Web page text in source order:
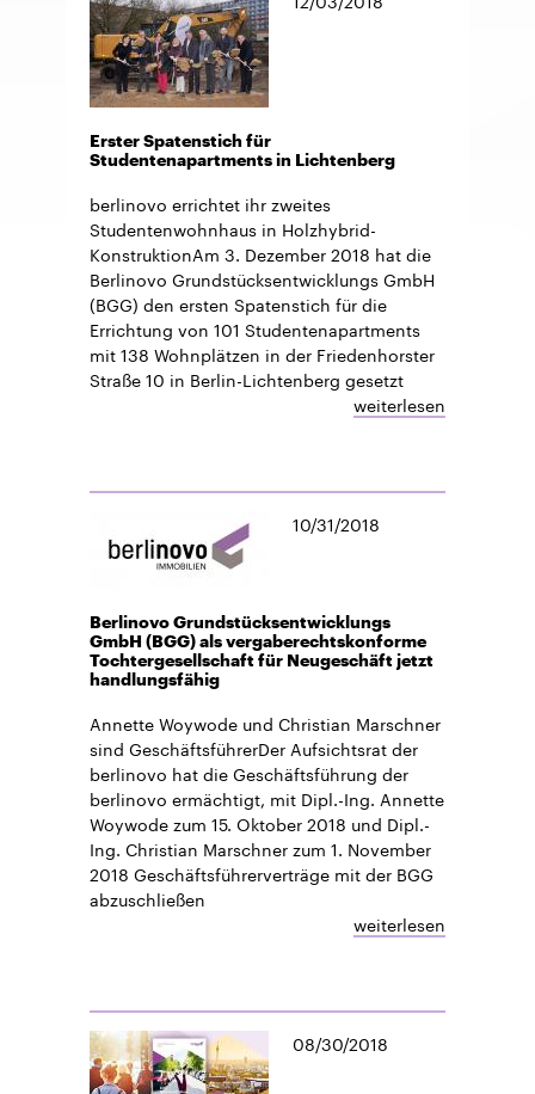
Erster Spatenstich für
Studentenapartments in Lichtenberg
berlinovo errichtet ihr zweites
Studentenwohnhaus in Holzhybrid-
KonstruktionAm 3. Dezember 2018 hat die
Berlinovo Grundstücksentwicklungs GmbH
(BGG) den ersten Spatenstich für die
Errichtung von 101 Studentenapartments
mit 138 Wohnplätzen in der Friedenhorster
Straße 10 in Berlin-Lichtenberg gesetzt
weiterlesen
10/31/2018
Berlinovo Grundstücksentwicklungs
GmbH (BGG) als vergaberechtskonforme
Tochtergesellschaft für Neugeschäft jetzt
handlungsfähig
Annette Woywode und Christian Marschner
sind GeschäftsführerDer Aufsichtsrat der
berlinovo hat die Geschäftsführung der
berlinovo ermächtigt, mit Dipl.-Ing. Annette
Woywode zum 15. Oktober 2018 und Dipl.-
Ing. Christian Marschner zum 1. November
2018 Geschäftsführerverträge mit der BGG
abzuschließen
weiterlesen
08/30/2018